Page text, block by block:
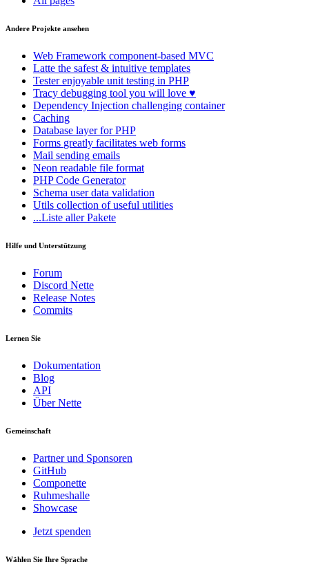
Haben Sie ein Problem auf dieser Seite gefunden?
Auf GitHub anzeigen
Vorschau öffnen
Ein Problem mit dieser Seite auf GitHub melden
Andere Projekte ansehen
Web Framework component-based MVC
Latte the safest & intuitive templates
Testerenjoyable unit testing in PHP
Tracy debugging tool you will love ♥
Dependency Injection challenging container
Caching
Database layer for PHP
Forms greatly facilitates web forms
Mail sending emails
Neon readable file format
PHP Code Generator
Schema user data validation
Utils collection of useful utilities
...Liste aller Pakete
Hilfe und Unterstützung
Forum
Discord Nette
Release Notes
Commits
Lernen Sie
Dokumentation
Blog
API
Über Nette
Gemeinschaft
Partner und Sponsoren
GitHub
Componette
Ruhmeshalle
Showcase
Jetzt spenden
Wählen Sie Ihre Sprache